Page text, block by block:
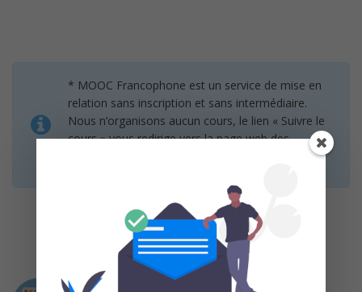
* MOOC Francophone est un service de mise en
relation sans inscription et sans intermédiaire.
Nous n’organisons aucun cours, le lien « Suivre le
cours » vous redirige vers la page web des
Intervenant